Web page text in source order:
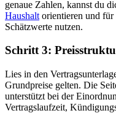
genaue Zahlen, kannst du
Haushalt orientieren und für
Schätzwerte nutzen.
Schritt 3:
Lies in den
Grundpreise gelten. Die
unterstützt bei der
Vertragslaufzeit,